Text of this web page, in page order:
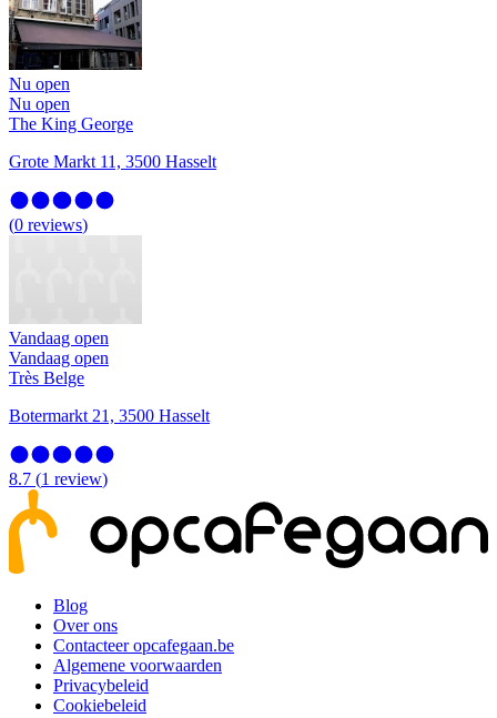
Nu open
Nu open
The King George
Grote Markt 11, 3500 Hasselt
(0 reviews)
Vandaag open
Vandaag open
Très Belge
Botermarkt 21, 3500 Hasselt
8.7 (1 review)
Blog
Over ons
Contacteer opcafegaan.be
Algemene voorwaarden
Privacybeleid
Cookiebeleid